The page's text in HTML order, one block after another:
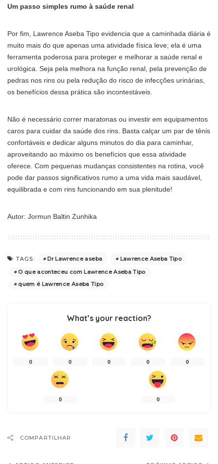
Um passo simples rumo à saúde renal
Por fim, Lawrence Aseba Tipo evidencia que a caminhada diária é
muito mais do que apenas uma atividade física leve; ela é uma
ferramenta poderosa para proteger e melhorar a saúde renal e
urológica. Seja pela melhora na função renal, pela prevenção de
pedras nos rins ou pela redução do risco de infecções urinárias,
os benefícios dessa prática são incontestáveis.
Não é necessário correr maratonas ou investir em equipamentos
caros para cuidar da saúde dos rins. Basta calçar um par de tênis
confortáveis e dedicar alguns minutos do dia para caminhar,
aproveitando ao máximo os benefícios que essa atividade
oferece. Com pequenas mudanças consistentes na rotina, você
pode dar passos significativos rumo a uma vida mais saudável,
equilibrada e com rins funcionando em sua plenitude!
Autor: Jormun Baltin Zunhika
TAGS: Dr Lawrence aseba
Lawrence Aseba Tipo
O que aconteceu com Lawrence Aseba Tipo
quem é Lawrence Aseba Tipo
What’s your reaction?
0 0 0 0 0
0 0
COMPARTILHAR